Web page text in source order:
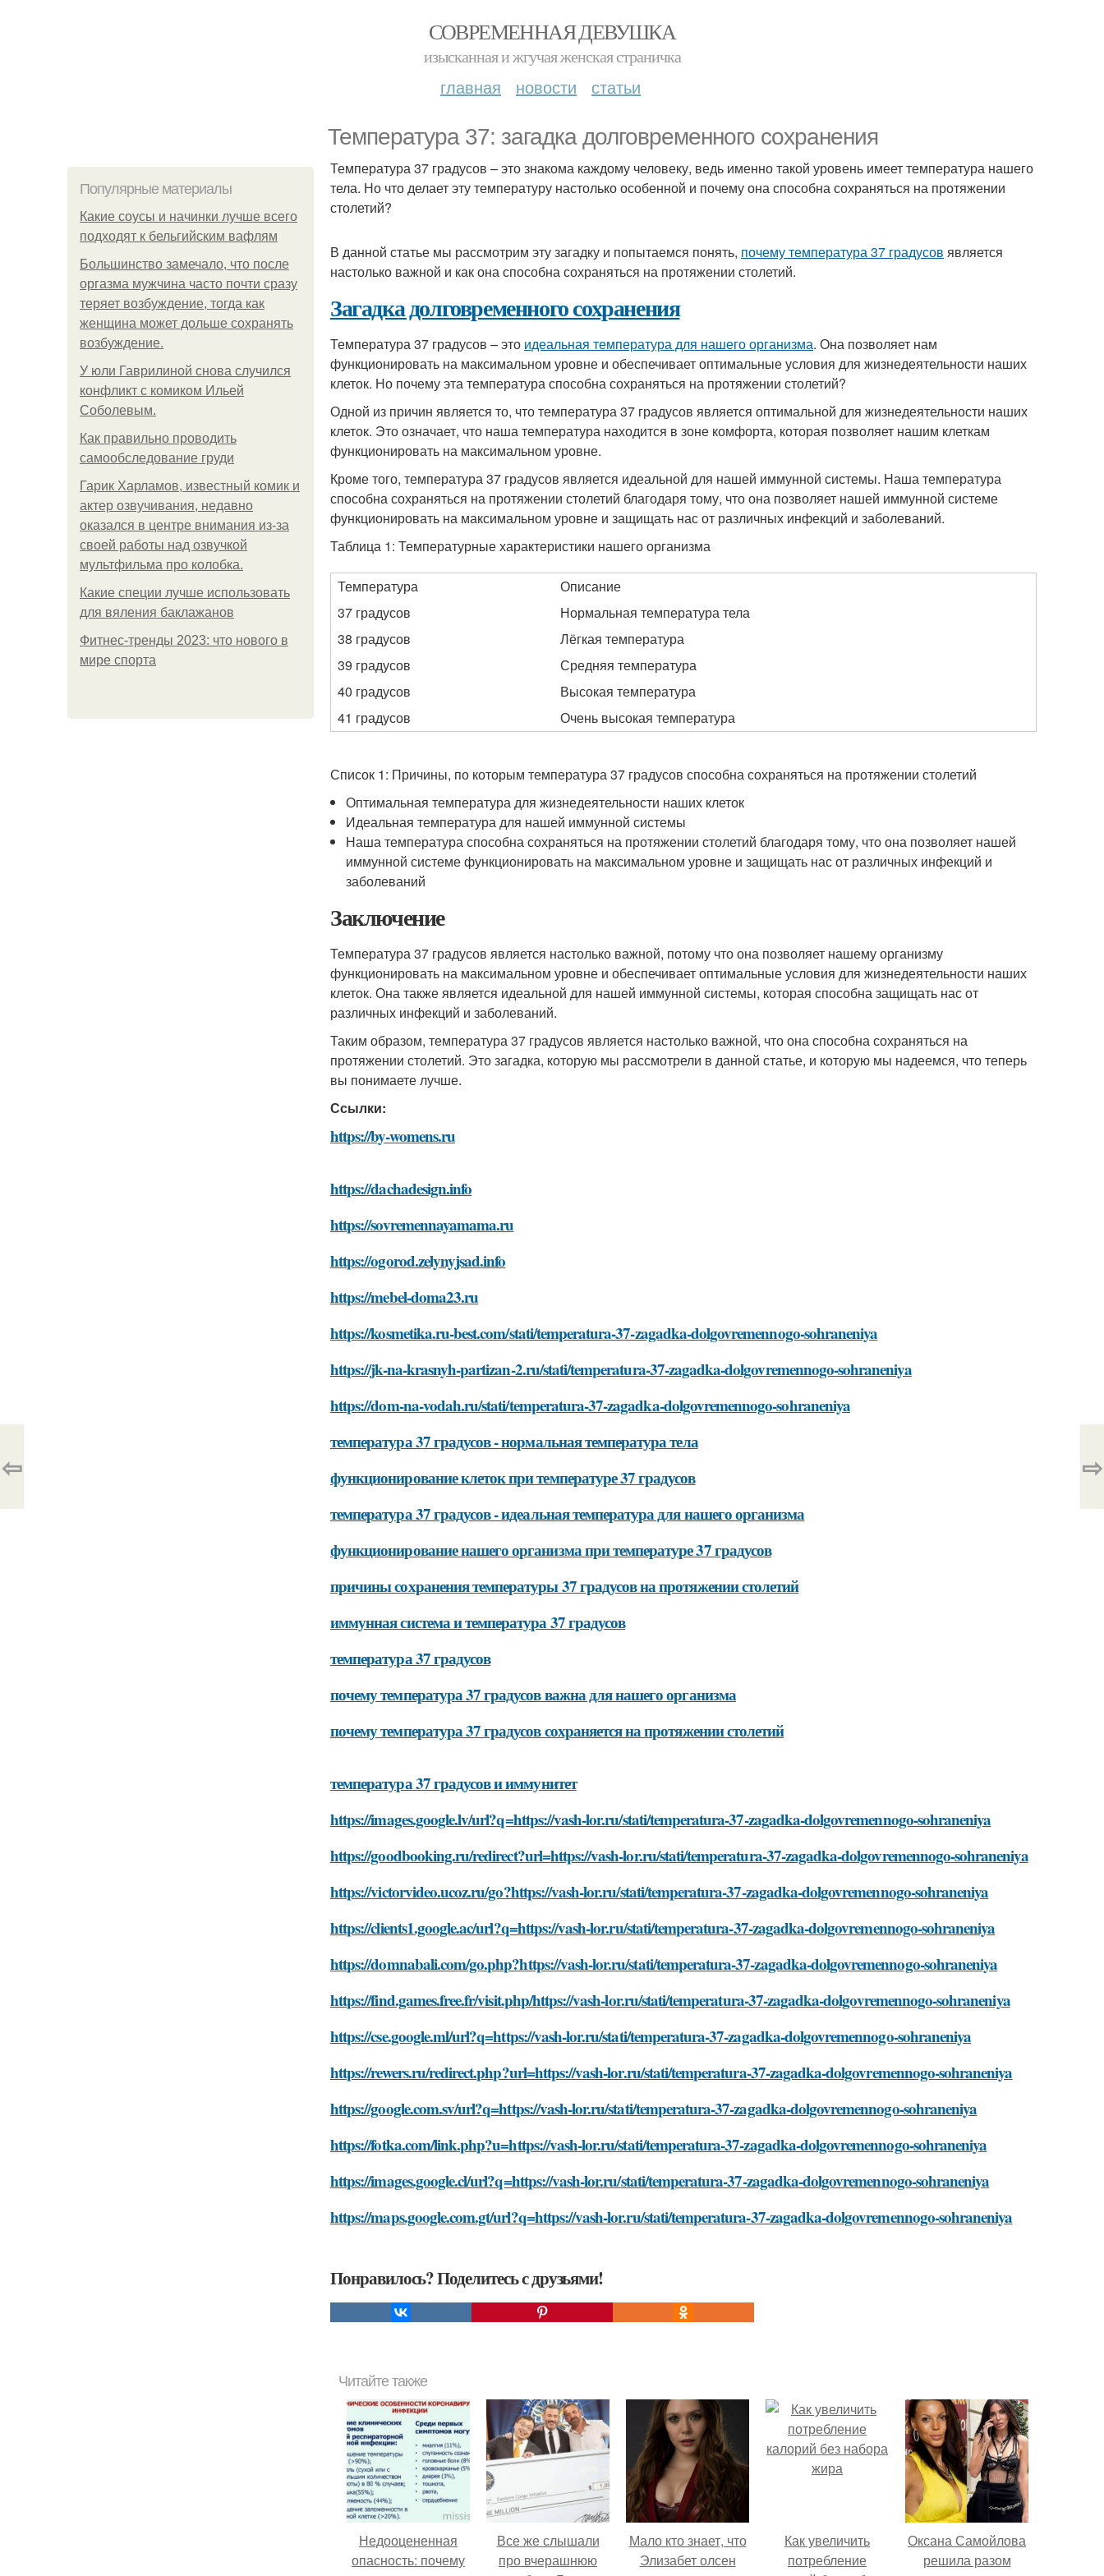
СОВРЕМЕННАЯ ДЕВУШКА
изысканная и жгучая женская страничка
главная новости статьи
Температура 37: загадка долговременного сохранения
Популярные материалы
Какие соусы и начинки лучше всего
подходят к бельгийским вафлям
Большинство замечало, что после
оргазма мужчина часто почти сразу
теряет возбуждение, тогда как
женщина может дольше сохранять
возбуждение.
У юли Гаврилиной снова случился
конфликт с комиком Ильей
Соболевым.
Как правильно проводить
самообследование груди
Гарик Харламов, известный комик и
актер озвучивания, недавно
оказался в центре внимания из-за
своей работы над озвучкой
мультфильма про колобка.
Какие специи лучше использовать
для вяления баклажанов
Фитнес-тренды 2023: что нового в
мире спорта
Температура 37 градусов – это знакома каждому человеку, ведь именно такой уровень имеет температура нашего
тела. Но что делает эту температуру настолько особенной и почему она способна сохраняться на протяжении
столетий?
В данной статье мы рассмотрим эту загадку и попытаемся понять, почему температура 37 градусов является
настолько важной и как она способна сохраняться на протяжении столетий.
Загадка долговременного сохранения
Температура 37 градусов – это идеальная температура для нашего организма. Она позволяет нам
функционировать на максимальном уровне и обеспечивает оптимальные условия для жизнедеятельности наших
клеток. Но почему эта температура способна сохраняться на протяжении столетий?
Одной из причин является то, что температура 37 градусов является оптимальной для жизнедеятельности наших
клеток. Это означает, что наша температура находится в зоне комфорта, которая позволяет нашим клеткам
функционировать на максимальном уровне.
Кроме того, температура 37 градусов является идеальной для нашей иммунной системы. Наша температура
способна сохраняться на протяжении столетий благодаря тому, что она позволяет нашей иммунной системе
функционировать на максимальном уровне и защищать нас от различных инфекций и заболеваний.
Таблица 1: Температурные характеристики нашего организма
Температура
Описание
37 градусов
Нормальная температура тела
38 градусов
Лёгкая температура
39 градусов
Средняя температура
40 градусов
Высокая температура
41 градусов
Очень высокая температура
Список 1: Причины, по которым температура 37 градусов способна сохраняться на протяжении столетий
Оптимальная температура для жизнедеятельности наших клеток
Идеальная температура для нашей иммунной системы
Наша температура способна сохраняться на протяжении столетий благодаря тому, что она позволяет нашей
иммунной системе функционировать на максимальном уровне и защищать нас от различных инфекций и
заболеваний
Заключение
Температура 37 градусов является настолько важной, потому что она позволяет нашему организму
функционировать на максимальном уровне и обеспечивает оптимальные условия для жизнедеятельности наших
клеток. Она также является идеальной для нашей иммунной системы, которая способна защищать нас от
различных инфекций и заболеваний.
Таким образом, температура 37 градусов является настолько важной, что она способна сохраняться на
протяжении столетий. Это загадка, которую мы рассмотрели в данной статье, и которую мы надеемся, что теперь
вы понимаете лучше.
Ссылки:
https://by-womens.ru
https://dachadesign.info
https://sovremennayamama.ru
https://ogorod.zelynyjsad.info
https://mebel-doma23.ru
https://kosmetika.ru-best.com/stati/temperatura-37-zagadka-dolgovremennogo-sohraneniya
https://jk-na-krasnyh-partizan-2.ru/stati/temperatura-37-zagadka-dolgovremennogo-sohraneniya
https://dom-na-vodah.ru/stati/temperatura-37-zagadka-dolgovremennogo-sohraneniya
температура 37 градусов - нормальная температура тела
функционирование клеток при температуре 37 градусов
температура 37 градусов - идеальная температура для нашего организма
функционирование нашего организма при температуре 37 градусов
причины сохранения температуры 37 градусов на протяжении столетий
иммунная система и температура 37 градусов
температура 37 градусов
почему температура 37 градусов важна для нашего организма
почему температура 37 градусов сохраняется на протяжении столетий
температура 37 градусов и иммунитет
https://images.google.lv/url?q=https://vash-lor.ru/stati/temperatura-37-zagadka-dolgovremennogo-sohraneniya
https://goodbooking.ru/redirect?url=https://vash-lor.ru/stati/temperatura-37-zagadka-dolgovremennogo-sohraneniya
https://victorvideo.ucoz.ru/go?https://vash-lor.ru/stati/temperatura-37-zagadka-dolgovremennogo-sohraneniya
https://clients1.google.ac/url?q=https://vash-lor.ru/stati/temperatura-37-zagadka-dolgovremennogo-sohraneniya
https://domnabali.com/go.php?https://vash-lor.ru/stati/temperatura-37-zagadka-dolgovremennogo-sohraneniya
https://find.games.free.fr/visit.php/https://vash-lor.ru/stati/temperatura-37-zagadka-dolgovremennogo-sohraneniya
https://cse.google.ml/url?q=https://vash-lor.ru/stati/temperatura-37-zagadka-dolgovremennogo-sohraneniya
https://rewers.ru/redirect.php?url=https://vash-lor.ru/stati/temperatura-37-zagadka-dolgovremennogo-sohraneniya
https://google.com.sv/url?q=https://vash-lor.ru/stati/temperatura-37-zagadka-dolgovremennogo-sohraneniya
https://fotka.com/link.php?u=https://vash-lor.ru/stati/temperatura-37-zagadka-dolgovremennogo-sohraneniya
https://images.google.cl/url?q=https://vash-lor.ru/stati/temperatura-37-zagadka-dolgovremennogo-sohraneniya
https://maps.google.com.gt/url?q=https://vash-lor.ru/stati/temperatura-37-zagadka-dolgovremennogo-sohraneniya
Понравилось? Поделитесь с друзьями!
⇦ ⇨
Читайте также
Недооцененная
опасность: почему
Все же слышали
про вчерашнюю
Мало кто знает, что
Элизабет олсен
Как увеличить
потребление
Оксана Самойлова
решила разом